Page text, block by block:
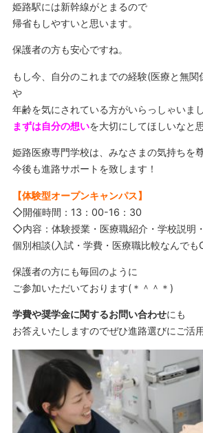
姫路駅には新幹線がとまるので
帰省もしやすいと思います。
保護者の方も安心ですね。
もし今、自分のこれまでの経験(医療と無関
や
年齢を気にされている方がいらっしゃいまし
まずは自分の想いを大切にしてほしいなと
姫路医療専門学校は、みなさまの気持ちを
今後も進路サポートを致します！
【体験型オープンキャンパス】
◇開催時間：13：00-16：30
◇内容：体験授業・医療職紹介・学校説明・
個別相談(入試・学費・医療職比較なんでも
保護者の方にも毎回のように
ご参加いただいております(＊＾＾＊)
学費や奨学金に関するお問い合わせにも
お答えいたしますのでぜひ進路選びにご活